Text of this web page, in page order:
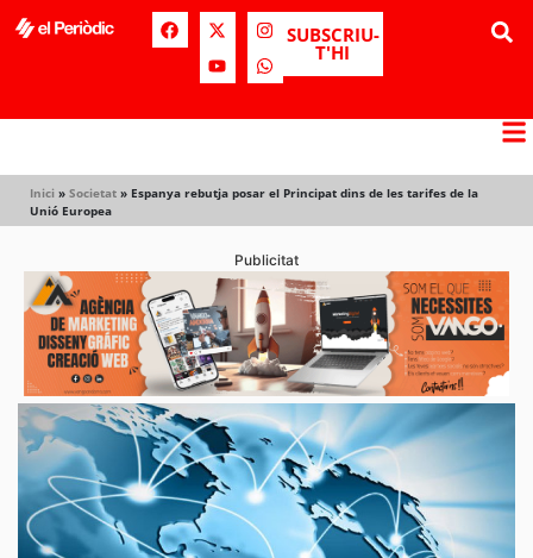
SUBSCRIU-
T'HI
Inici » Societat » Espanya rebutja posar el Principat dins de les tarifes de la
Unió Europea
Publicitat